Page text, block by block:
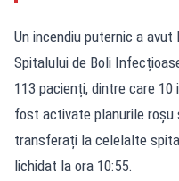
Un incendiu puternic a
Spitalului de Boli
113 pacienți, dintre care
fost activate planurile roșu
transferați la celelalte
lichidat la ora 10:55.